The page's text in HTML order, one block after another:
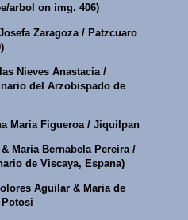
arbol on img. 406)
Zaragoza / Patzcuaro
Nieves Anastacia /
del Arzobispado de
Maria Figueroa / Jiquilpan
Maria Bernabela Pereira /
de Viscaya, Espana)
Aguilar & Maria de